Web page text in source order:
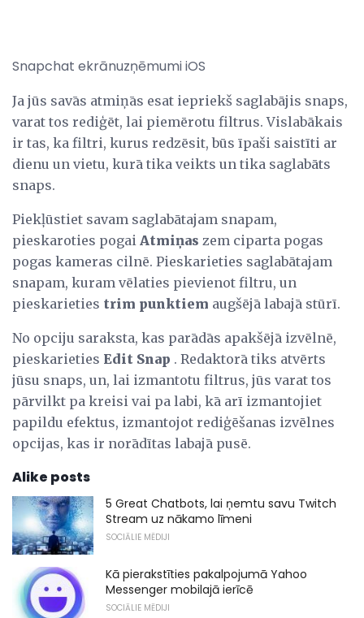
Snapchat ekrānuzņēmumi iOS
Ja jūs savās atmiņās esat iepriekš saglabājis snaps,
varat tos rediģēt, lai piemērotu filtrus. Vislabākais
ir tas, ka filtri, kurus redzēsit, būs īpaši saistīti ar
dienu un vietu, kurā tika veikts un tika saglabāts
snaps.
Piekļūstiet savam saglabātajam snapam,
pieskaroties pogai Atmiņas zem ciparta pogas
pogas kameras cilnē. Pieskarieties saglabātajam
snapam, kuram vēlaties pievienot filtru, un
pieskarieties trim punktiem augšējā labajā stūrī.
No opciju saraksta, kas parādās apakšējā izvēlnē,
pieskarieties Edit Snap . Redaktorā tiks atvērts
jūsu snaps, un, lai izmantotu filtrus, jūs varat tos
pārvilkt pa kreisi vai pa labi, kā arī izmantojiet
papildu efektus, izmantojot rediģēšanas izvēlnes
opcijas, kas ir norādītas labajā pusē.
Alike posts
5 Great Chatbots, lai ņemtu savu Twitch
Stream uz nākamo līmeni
SOCIĀLIE MĒDIJI
Kā pierakstīties pakalpojumā Yahoo
Messenger mobilajā ierīcē
SOCIĀLIE MĒDIJI